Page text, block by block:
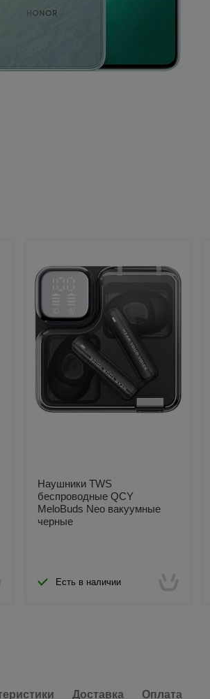
Наушники TWS
беспроводные QCY
MeloBuds Neo вакуумные
черные
Есть в наличии
Доставка Оплата